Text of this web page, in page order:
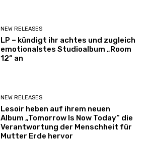
NEW RELEASES
LP – kündigt ihr achtes und zugleich
emotionalstes Studioalbum „Room
12“ an
NEW RELEASES
Lesoir heben auf ihrem neuen
Album „Tomorrow Is Now Today“ die
Verantwortung der Menschheit für
Mutter Erde hervor